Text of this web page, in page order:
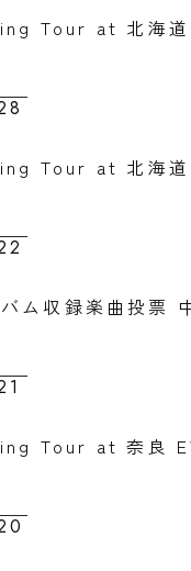
Tour at 北海道
Tour at 北海道
ム収録楽曲投票
Tour at 奈良